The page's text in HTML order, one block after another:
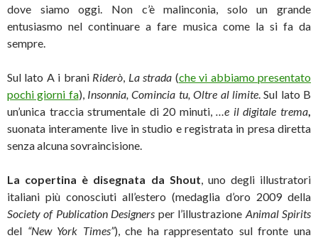
dove siamo oggi. Non c’è malinconia, solo un grande
entusiasmo nel continuare a fare musica come la si fa da
sempre.
Sul lato A i brani Riderò, La strada (che vi abbiamo presentato
pochi giorni fa),Insonnia, Comincia tu, Oltre al limite. Sul lato B
un’unica traccia strumentale di 20 minuti,…e il digitale trema,
suonata interamente live in studio e registrata in presa diretta
senza alcuna sovraincisione.
La copertina è disegnata da Shout, uno degli illustratori
italiani più conosciuti all’estero (medaglia d’oro 2009 della
Society of Publication Designers per l’illustrazione Animal Spirits
del “New York Times”), che ha rappresentato sul fronte una